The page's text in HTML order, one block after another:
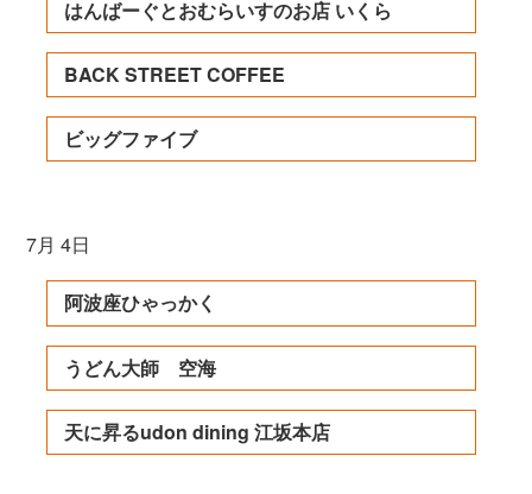
はんばーぐとおむらいすのお店 いくら
BACK STREET COFFEE
ビッグファイブ
7月 4日
阿波座ひゃっかく
うどん大師 空海
天に昇るudon dining 江坂本店